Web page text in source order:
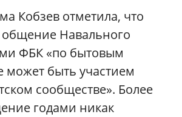
Кобзев отметила, что
общение Навального
ФБК «по бытовым
может быть участием
сообществе». Более
годами никак